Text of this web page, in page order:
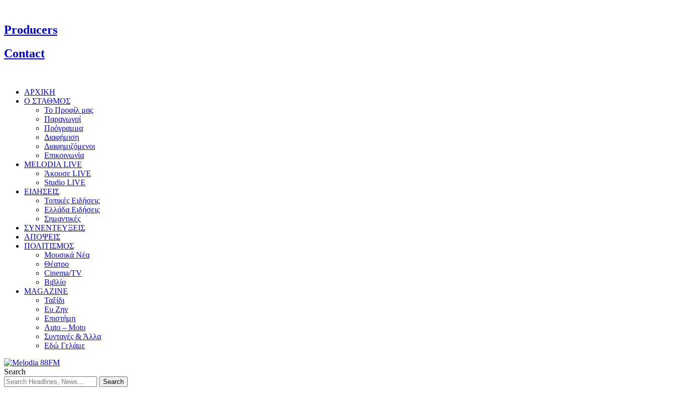
Producers
Contact
ΑΡΧΙΚΗ
Ο ΣΤΑΘΜΟΣ
Το Προφίλ μας
Παραγωγοί
Πρόγραμμα
Διαφήμιση
Διαφημιζόμενοι
Επικοινωνία
MELODIA LIVE
Άκουσε LIVE
Studio LIVE
ΕΙΔΗΣΕΙΣ
Τοπικές Ειδήσεις
Ελλάδα Ειδήσεις
Σημαντικές
ΣΥΝΕΝΤΕΥΞΕΙΣ
ΑΠΟΨΕΙΣ
ΠΟΛΙΤΙΣΜΟΣ
Μουσικά Νέα
Θέατρο
Cinema/TV
Βιβλίο
MAGAZINE
Ταξίδι
Ευ Ζην
Επιστήμη
Auto – Moto
Συνταγές & Άλλα
Εδώ Γελάμε
Search